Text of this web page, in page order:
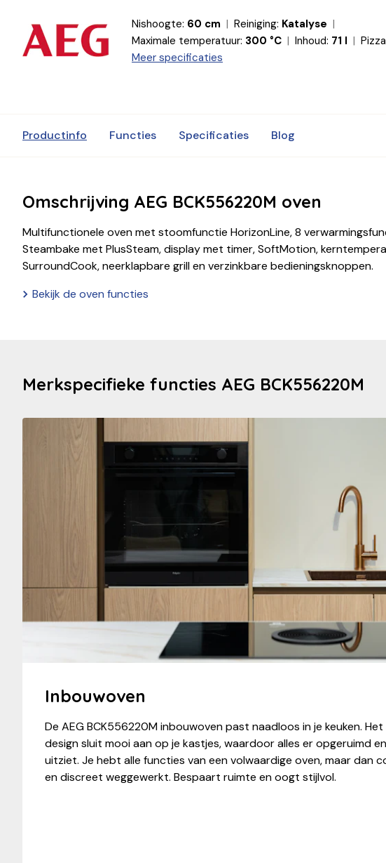
Nishoogte: 60 cm Reiniging: Katalyse
Maximale temperatuur: 300 °C Inhoud: 71 l
Meer specificaties
Productinfo Functies Specificaties Blog
Omschrijving AEG BCK556220M oven
Multifunctionele oven met stoomfunctie HorizonLine, 8
Steambake met PlusSteam, display met timer, SoftMotion,
SurroundCook, neerklapbare grill en verzinkbare bedieningsknoppen.
Bekijk de oven functies
Merkspecifieke functies AEG BCK556220M
Inbouwoven
De AEG BCK556220M inbouwoven past naadloos in je keuken.
design sluit mooi aan op je kastjes, waardoor alles er opgeruimd
uitziet. Je hebt alle functies van een volwaardige oven, maar dan
en discreet weggewerkt. Bespaart ruimte en oogt stijlvol.